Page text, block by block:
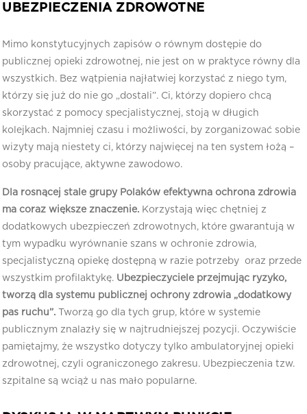
UBEZPIECZENIA ZDROWOTNE
Mimo konstytucyjnych zapisów o równym dostępie do
publicznej opieki zdrowotnej, nie jest on w praktyce równy dla
wszystkich. Bez wątpienia najłatwiej korzystać z niego tym,
którzy się już do nie go „dostali”. Ci, którzy dopiero chcą
skorzystać z pomocy specjalistycznej, stoją w długich
kolejkach. Najmniej czasu i możliwości, by zorganizować sobie
wizyty mają niestety ci, którzy najwięcej na ten system łożą –
osoby pracujące, aktywne zawodowo.
Dla rosnącej stale grupy Polaków efektywna ochrona zdrowia
ma coraz większe znaczenie. Korzystają więc chętniej z
dodatkowych ubezpieczeń zdrowotnych, które gwarantują w
tym wypadku wyrównanie szans w ochronie zdrowia,
specjalistyczną opiekę dostępną w razie potrzeby oraz przede
wszystkim profilaktykę. Ubezpieczyciele przejmując ryzyko,
tworzą dla systemu publicznej ochrony zdrowia „dodatkowy
pas ruchu”. Tworzą go dla tych grup, które w systemie
publicznym znalazły się w najtrudniejszej pozycji. Oczywiście
pamiętajmy, że wszystko dotyczy tylko ambulatoryjnej opieki
zdrowotnej, czyli ograniczonego zakresu. Ubezpieczenia tzw.
szpitalne są wciąż u nas mało popularne.